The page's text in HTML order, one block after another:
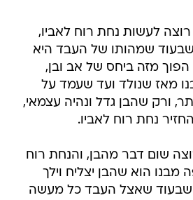
לעשות נחת רוח לאביו,
שבעוד שמהותו של העבד היא
מזה ביחס של אב ובן,
מאז שנולד ועד שעמד על
ורק שהבן גדל ונהיה עצמאי,
נחת רוח לאביו.
שום דבר מהבן, והנחת רוח
הוא שהבן יצליח וילך
שבעוד שאצל העבד כל מעשה